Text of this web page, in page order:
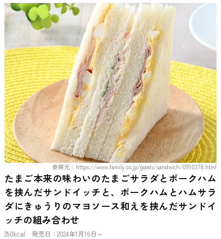
参照元：https://www.family.co.jp/goods/sandwich/0910378.html
たまご本来の味わいのたまごサラダとポークハム
を挟んだサンドイッチと、ポークハムとハムサラ
ダにきゅうりのマヨソース和えを挟んだサンドイ
ッチの組み合わせ
290kcal 発売日：2024年1月16日～